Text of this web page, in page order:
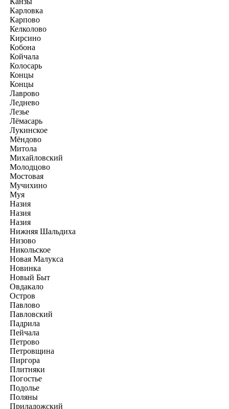
Карловка
Карпово
Келколово
Кирсино
Кобона
Койчала
Колосарь
Концы
Концы
Лаврово
Леднево
Лезье
Лёмасарь
Лукинское
Мёндово
Митола
Михайловский
Молодцово
Мостовая
Мучихино
Муя
Назия
Назия
Назия
Нижняя Шальдиха
Низово
Никольское
Новая Малукса
Новинка
Новый Быт
Овдакало
Остров
Павлово
Павловский
Падрила
Пейчала
Петрово
Петровщина
Пиргора
Плитняки
Погостье
Подолье
Поляны
Приладожский